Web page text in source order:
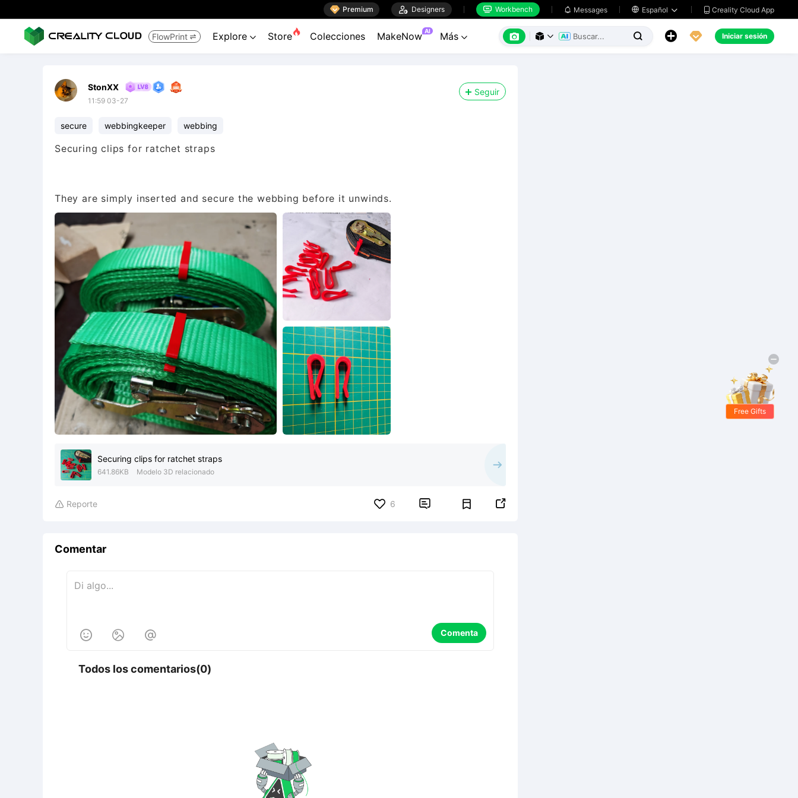
 Premium  Designers  Workbench  Messages  Español   Creality Cloud App
FlowPrint  Explore  Store Colecciones MakeNow AI Más        Iniciar sesión
StonXX
11:59 03-27
Seguir
secure webbingkeeper webbing
Securing clips for ratchet straps
They are simply inserted and secure the webbing before it unwinds.
Securing clips for ratchet straps
641.86KB Modelo 3D relacionado
 Reporte 6  
Comentar
   Comenta
Todos los comentarios(0)
Free Gifts